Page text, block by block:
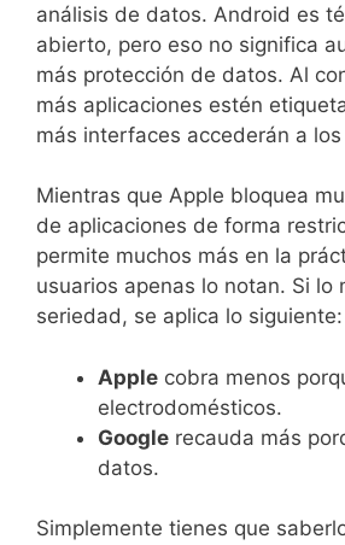
análisis de datos. Android es
abierto, pero eso no significa
más protección de datos. Al
más aplicaciones estén
más interfaces accederán a
Mientras que Apple bloquea
de aplicaciones de forma
permite muchos más en la
usuarios apenas lo notan. Si lo
seriedad, se aplica lo siguiente:
Apple cobra menos
electrodomésticos.
Google recauda más
datos.
Simplemente tienes que